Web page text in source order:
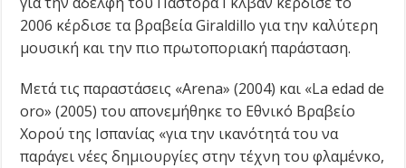
2006 κέρδισε τα βραβεία Giraldillo για την καλύτερη
μουσική και την πιο πρωτοποριακή παράσταση.
Μετά τις παραστάσεις «Arena» (2004) και «La edad de
oro» (2005) του απονεμήθηκε το Εθνικό Βραβείο
Χορού της Ισπανίας «για την ικανότητά του να
παράγει νέες δημιουργίες στην τέχνη του φλαμένκο,